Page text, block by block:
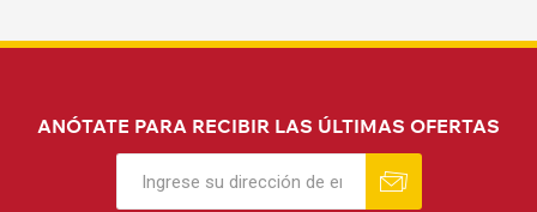
ANÓTATE PARA RECIBIR LAS ÚLTIMAS OFERTAS